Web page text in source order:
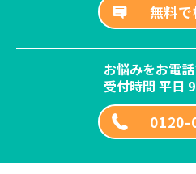
無料
お悩みをお電
受付時間 平日
0120-